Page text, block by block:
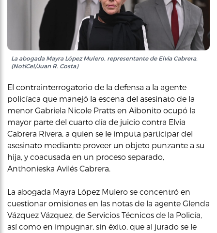
La abogada Mayra López Mulero, representante de Elvia Cabrera.
(NotiCel/Juan R. Costa)
El contrainterrogatorio de la defensa a la agente
policíaca que manejó la escena del asesinato de la
menor Gabriela Nicole Pratts en Aibonito ocupó la
mayor parte del cuarto día de juicio contra Elvia
Cabrera Rivera, a quien se le imputa participar del
asesinato mediante proveer un objeto punzante a su
hija, y coacusada en un proceso separado,
Anthonieska Avilés Cabrera.
La abogada Mayra López Mulero se concentró en
cuestionar omisiones en las notas de la agente Glenda
Vázquez Vázquez, de Servicios Técnicos de la Policía,
así como en impugnar, sin éxito, que al jurado se le